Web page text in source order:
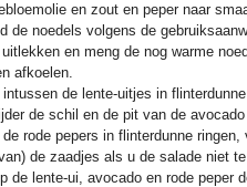
en zout en peper naar
de noedels volgens de
uitlekken en meng de nog warme
afkoelen.
de lente-uitjes in
de schil en de pit van de
rode pepers in flinterdunne
de zaadjes als u de salade niet
de lente-ui, avocado en rode peper